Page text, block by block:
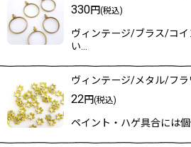
330円(税込)
ヴィンテージ/ブラス/コ
い…
ヴィンテージ/メタル/フラ
22円(税込)
ペイント・ハゲ具合には